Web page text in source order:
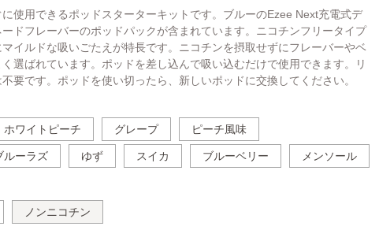
使用できるポッドスターターキットです。ブルーのEzee Next充電式デ
ドフレーバーのポッドパックが含まれています。ニコチンフリータイプ
イルドな吸いごたえが特長です。ニコチンを摂取せずにフレーバーやベ
選ばれています。ポッドを差し込んで吸い込むだけで使用できます。リ
要です。ポッドを使い切ったら、新しいポッドに交換してください。
ホワイトピーチ グレープ ピーチ風味
ルーラズ ゆず スイカ ブルーベリー メンソール
ノンニコチン